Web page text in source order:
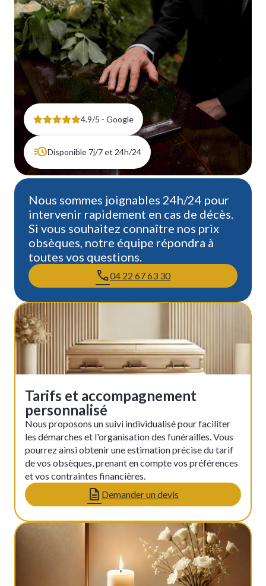
4.9/5 - Google
Disponible 7j/7 et 24h/24
Nous sommes joignables 24h/24 pour
intervenir rapidement en cas de décès.
Si vous souhaitez connaître nos prix
obsèques, notre équipe répondra à
toutes vos questions.
04 22 67 63 30
Tarifs et accompagnement
personnalisé
Nous proposons un suivi individualisé pour faciliter
les démarches et l'organisation des funérailles. Vous
pourrez ainsi obtenir une estimation précise du tarif
de vos obsèques, prenant en compte vos préférences
et vos contraintes financières.
Demander un devis